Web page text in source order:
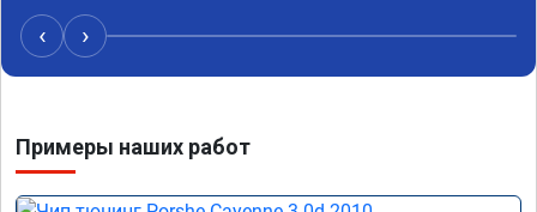
‹ ›
Примеры наших работ